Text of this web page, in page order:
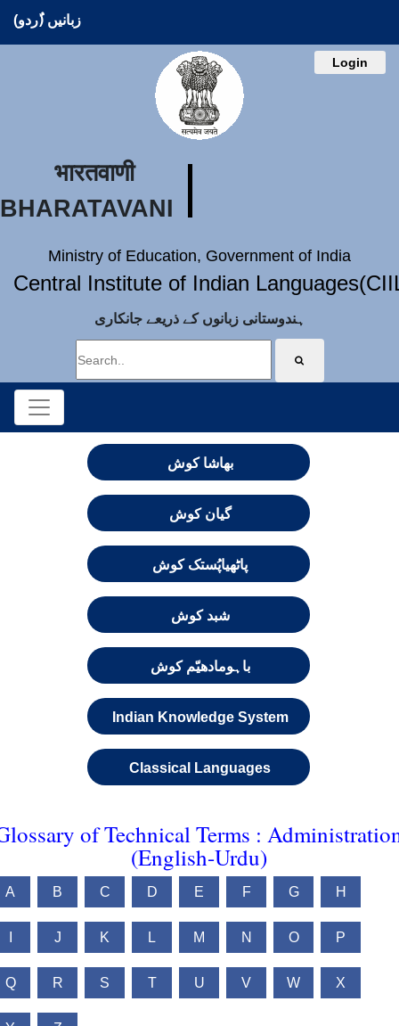
زبانیں (ُردو)
Login
भारतवाणी
BHARATAVANI
Ministry of Education, Government of India
Central Institute of Indian
ہندوستانی زبانوں کے ذریعے جانکاری
بھاشا کوش
گیان کوش
پاٹھیاپُستک کوش
شبد کوش
باہومادھیّم کوش
Indian Knowledge System
Classical Languages
of Technical Terms :
(English-Urdu)
A B C D E F G H
J K L M N O P
Q R S T U V W X